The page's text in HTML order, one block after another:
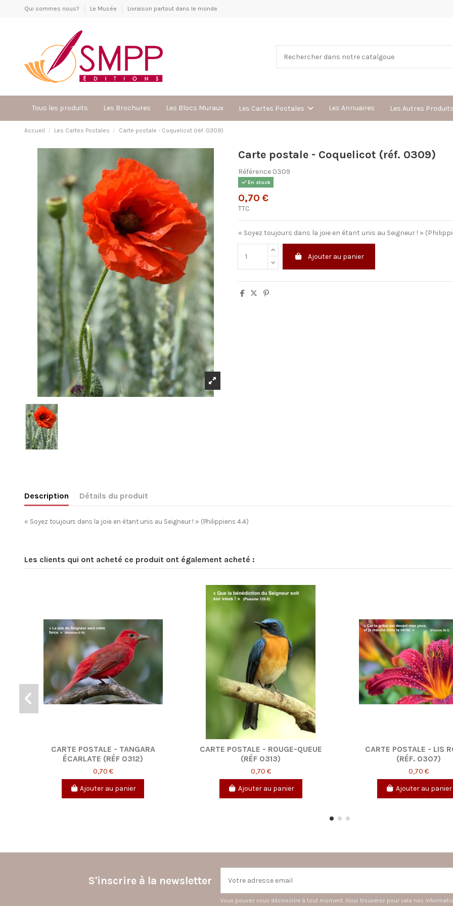
Qui sommes nous? Le Musée Livraison partout dans le monde
Tous les produits Les Brochures Les Blocs Muraux Les Cartes Postales Les Annuaires Les Autres Produits
Accueil Les Cartes Postales Carte postale - Coquelicot (réf. 0309)
Carte postale - Coquelicot (réf. 0309)
Référence 0309
En stock
0,70 €
TTC
« Soyez toujours dans la joie en étant unis au Seigneur ! »
Ajouter au panier
Description Détails du produit
« Soyez toujours dans la joie en étant unis au Seigneur ! » (Philippiens 4.4)
Les clients qui ont acheté ce produit ont également acheté :
CARTE POSTALE - MONTGOLFIÈRE
(RÉF. 0296)
0,70 €
Ajouter au panier
CARTE POSTALE - ROUGE-GORGE
- (RÉF 0314)
0,70 €
Ajouter au panier
CARTE POSTALE -
POMMIER (RÉF.
0,70 €
Ajouter au
S'inscrire à la newsletter
Vous pouvez vous désinscrire à tout moment. Vous trouverez pour cela nos